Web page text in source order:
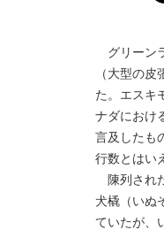
グリーン
（大型の
た。エスキ
ナダにおけ
言及したも
行数とはい
陳列され
犬橇（いぬ
ていたが、